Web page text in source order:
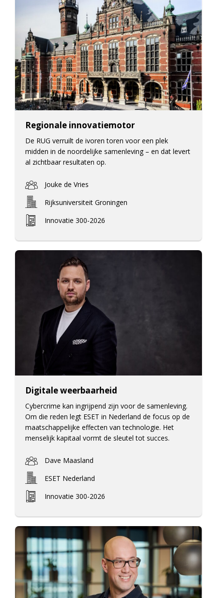
Regionale innovatiemotor
De RUG verruilt de ivoren toren voor een plek
midden in de noordelijke samenleving – en dat levert
al zichtbaar resultaten op.
Jouke de Vries
Rijksuniversiteit Groningen
Innovatie 300-2026
Digitale weerbaarheid
Cybercrime kan ingrijpend zijn voor de samenleving.
Om die reden legt ESET in Nederland de focus op de
maatschappelijke effecten van technologie. Het
menselijk kapitaal vormt de sleutel tot succes.
Dave Maasland
ESET Nederland
Innovatie 300-2026